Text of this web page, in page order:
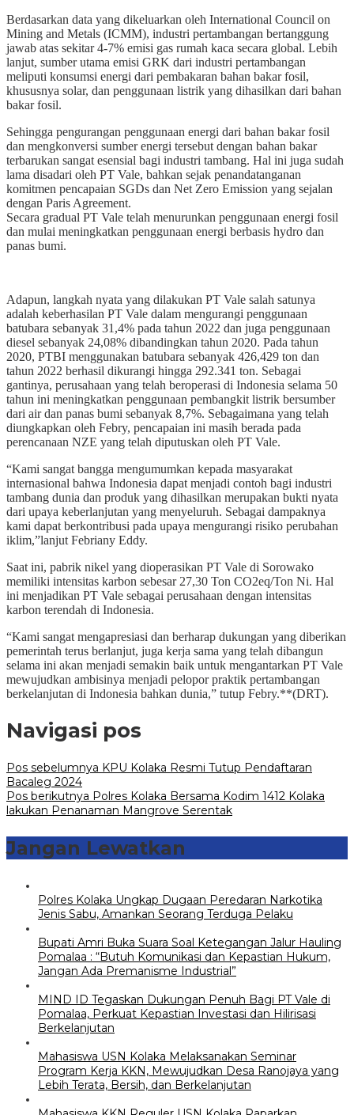
Berdasarkan data yang dikeluarkan oleh International Council on
Mining and Metals (ICMM), industri pertambangan bertanggung
jawab atas sekitar 4-7% emisi gas rumah kaca secara global. Lebih
lanjut, sumber utama emisi GRK dari industri pertambangan
meliputi konsumsi energi dari pembakaran bahan bakar fosil,
khususnya solar, dan penggunaan listrik yang dihasilkan dari bahan
bakar fosil.
Sehingga pengurangan penggunaan energi dari bahan bakar fosil
dan mengkonversi sumber energi tersebut dengan bahan bakar
terbarukan sangat esensial bagi industri tambang. Hal ini juga sudah
lama disadari oleh PT Vale, bahkan sejak penandatanganan
komitmen pencapaian SGDs dan Net Zero Emission yang sejalan
dengan Paris Agreement.
Secara gradual PT Vale telah menurunkan penggunaan energi fosil
dan mulai meningkatkan penggunaan energi berbasis hydro dan
panas bumi.
Adapun, langkah nyata yang dilakukan PT Vale salah satunya
adalah keberhasilan PT Vale dalam mengurangi penggunaan
batubara sebanyak 31,4% pada tahun 2022 dan juga penggunaan
diesel sebanyak 24,08% dibandingkan tahun 2020. Pada tahun
2020, PTBI menggunakan batubara sebanyak 426,429 ton dan
tahun 2022 berhasil dikurangi hingga 292.341 ton. Sebagai
gantinya, perusahaan yang telah beroperasi di Indonesia selama 50
tahun ini meningkatkan penggunaan pembangkit listrik bersumber
dari air dan panas bumi sebanyak 8,7%. Sebagaimana yang telah
diungkapkan oleh Febry, pencapaian ini masih berada pada
perencanaan NZE yang telah diputuskan oleh PT Vale.
“Kami sangat bangga mengumumkan kepada masyarakat
internasional bahwa Indonesia dapat menjadi contoh bagi industri
tambang dunia dan produk yang dihasilkan merupakan bukti nyata
dari upaya keberlanjutan yang menyeluruh. Sebagai dampaknya
kami dapat berkontribusi pada upaya mengurangi risiko perubahan
iklim,”lanjut Febriany Eddy.
Saat ini, pabrik nikel yang dioperasikan PT Vale di Sorowako
memiliki intensitas karbon sebesar 27,30 Ton CO2eq/Ton Ni. Hal
ini menjadikan PT Vale sebagai perusahaan dengan intensitas
karbon terendah di Indonesia.
“Kami sangat mengapresiasi dan berharap dukungan yang diberikan
pemerintah terus berlanjut, juga kerja sama yang telah dibangun
selama ini akan menjadi semakin baik untuk mengantarkan PT Vale
mewujudkan ambisinya menjadi pelopor praktik pertambangan
berkelanjutan di Indonesia bahkan dunia,” tutup Febry.**(DRT).
Navigasi pos
Pos sebelumnya KPU Kolaka Resmi Tutup Pendaftaran
Bacaleg 2024
Pos berikutnya Polres Kolaka Bersama Kodim 1412 Kolaka
lakukan Penanaman Mangrove Serentak
Jangan Lewatkan
Polres Kolaka Ungkap Dugaan Peredaran Narkotika
Jenis Sabu, Amankan Seorang Terduga Pelaku
Bupati Amri Buka Suara Soal Ketegangan Jalur Hauling
Pomalaa : “Butuh Komunikasi dan Kepastian Hukum,
Jangan Ada Premanisme Industrial”
MIND ID Tegaskan Dukungan Penuh Bagi PT Vale di
Pomalaa, Perkuat Kepastian Investasi dan Hilirisasi
Berkelanjutan
Mahasiswa USN Kolaka Melaksanakan Seminar
Program Kerja KKN, Mewujudkan Desa Ranojaya yang
Lebih Terata, Bersih, dan Berkelanjutan